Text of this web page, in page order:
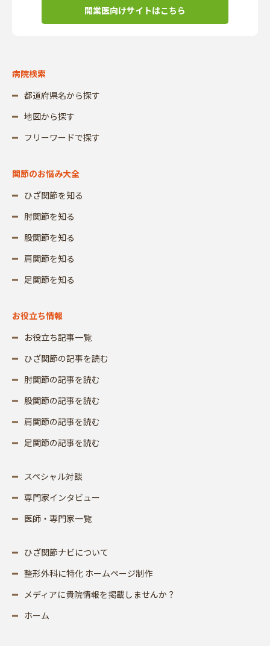
開業医向けサイトはこちら
病院検索
都道府県名から探す
地図から探す
フリーワードで探す
関節のお悩み大全
ひざ関節を知る
肘関節を知る
股関節を知る
肩関節を知る
足関節を知る
お役立ち情報
お役立ち記事一覧
ひざ関節の記事を読む
肘関節の記事を読む
股関節の記事を読む
肩関節の記事を読む
足関節の記事を読む
スペシャル対談
専門家インタビュー
医師・専門家一覧
ひざ関節ナビについて
整形外科に特化 ホームページ制作
メディアに貴院情報を掲載しませんか？
ホーム